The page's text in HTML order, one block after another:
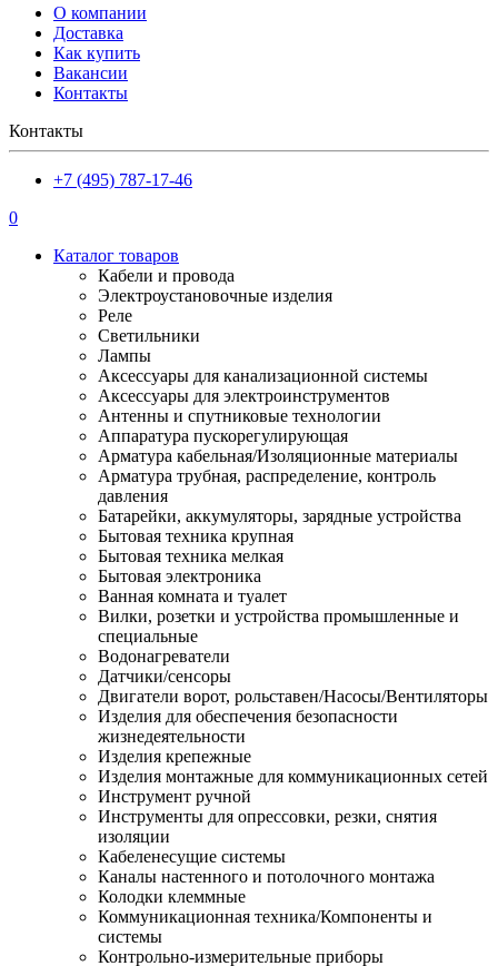
О компании
Доставка
Как купить
Вакансии
Контакты
Контакты
+7 (495) 787-17-46
0
Каталог товаров
Кабели и провода
Электроустановочные изделия
Реле
Светильники
Лампы
Аксессуары для канализационной системы
Аксессуары для электроинструментов
Антенны и спутниковые технологии
Аппаратура пускорегулирующая
Арматура кабельная/Изоляционные материалы
Арматура трубная, распределение, контроль
давления
Батарейки, аккумуляторы, зарядные устройства
Бытовая техника крупная
Бытовая техника мелкая
Бытовая электроника
Ванная комната и туалет
Вилки, розетки и устройства промышленные и
специальные
Водонагреватели
Датчики/сенсоры
Двигатели ворот, рольставен/Насосы/Вентиляторы
Изделия для обеспечения безопасности
жизнедеятельности
Изделия крепежные
Изделия монтажные для коммуникационных сетей
Инструмент ручной
Инструменты для опрессовки, резки, снятия
изоляции
Кабеленесущие системы
Каналы настенного и потолочного монтажа
Колодки клеммные
Коммуникационная техника/Компоненты и
системы
Контрольно-измерительные приборы